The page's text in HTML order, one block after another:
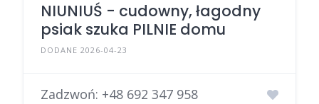
NIUNIUŚ - cudowny, łagodny
psiak szuka PILNIE domu
DODANE 2026-04-23
Zadzwoń: +48 692 347 958